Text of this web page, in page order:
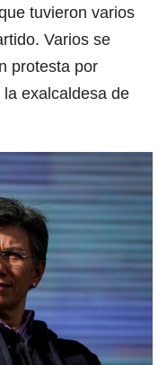
tuvieron varios
Varios se
protesta por
la exalcaldesa de